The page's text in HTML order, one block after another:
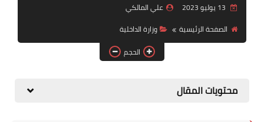
قسم التطبيقات
قطع الاراضي
علي المالكي
الصفحة الرئيسية
وزارة الداخلية
الحجم
محتويات المقال